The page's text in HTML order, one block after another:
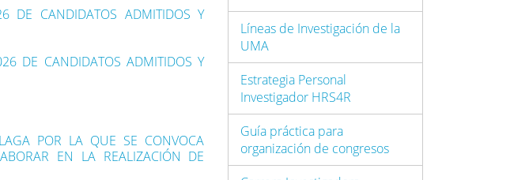
DE CANDIDATOS ADMITIDOS Y
DE CANDIDATOS ADMITIDOS Y
POR LA QUE SE CONVOCA
EN LA REALIZACIÓN DE
Líneas de Investigación de la
UMA
Estrategia Personal
Investigador HRS4R
Guía práctica para
organización de congresos